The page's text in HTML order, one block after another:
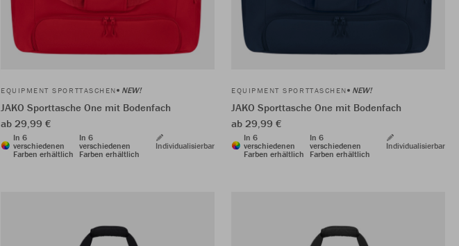
EQUIPMENT SPORTTASCHEN NEW!
JAKO Sporttasche One mit Bodenfach
ab 29,99 €
In 6
verschiedenen
Farben erhältlich
In 6
verschiedenen
Farben erhältlich
Individualisierbar
EQUIPMENT SPORTTASCHEN NEW!
JAKO Sporttasche One mit Bodenfach
ab 29,99 €
In 6
verschiedenen
Farben erhältlich
In 6
verschiedenen
Farben erhältlich
Individualisierbar